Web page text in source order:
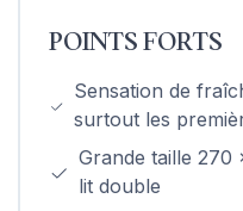
POINTS FORTS
Sensation de
surtout les
Grande taille
lit double